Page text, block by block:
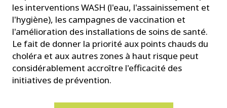
les interventions WASH (l'eau, l'assainissement et
l'hygiène), les campagnes de vaccination et
l'amélioration des installations de soins de santé.
Le fait de donner la priorité aux points chauds du
choléra et aux autres zones à haut risque peut
considérablement accroître l'efficacité des
initiatives de prévention.